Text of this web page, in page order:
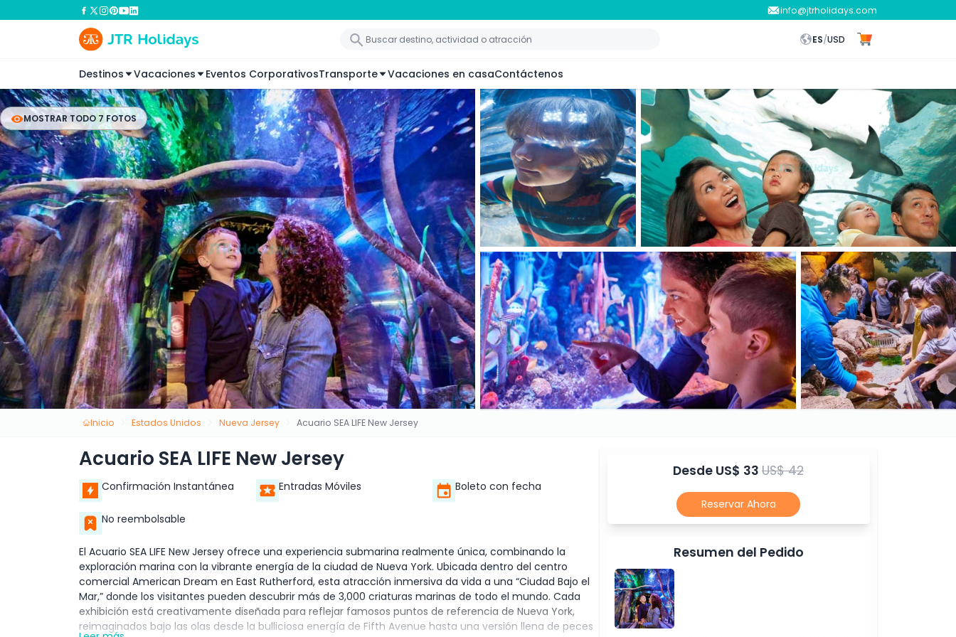
info@jtrholidays.com
ES/USD
Destinos Vacaciones Eventos CorporativosTransporte Vacaciones en casaContáctenos
MOSTRAR TODO 7 FOTOS
Inicio Estados Unidos Nueva Jersey Acuario SEA LIFE New Jersey
Acuario SEA LIFE New Jersey
Confirmación Instantánea Entradas Móviles Boleto con fecha
No reembolsable
El Acuario SEA LIFE New Jersey ofrece una experiencia submarina realmente única, combinando la
exploración marina con la vibrante energía de la ciudad de Nueva York. Ubicada dentro del centro
comercial American Dream en East Rutherford, esta atracción inmersiva da vida a una “Ciudad Bajo el
Mar,” donde los visitantes pueden descubrir más de 3,000 criaturas marinas de todo el mundo. Cada
exhibición está creativamente diseñada para reflejar famosos puntos de referencia de Nueva York,
reimaginados bajo las olas desde la bulliciosa energía de Fifth Avenue hasta una versión llena de peces
Desde US$ 33US$ 42
Reservar Ahora
Resumen del Pedido